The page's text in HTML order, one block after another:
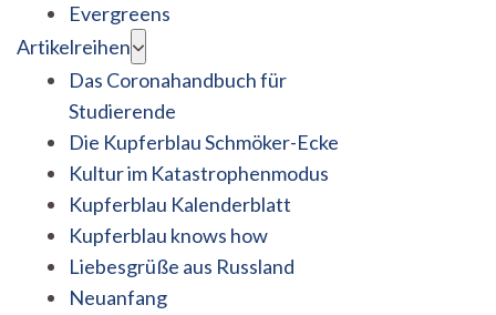
Evergreens
Artikelreihen
Das Coronahandbuch für
Studierende
Die Kupferblau Schmöker-Ecke
Kultur im Katastrophenmodus
Kupferblau Kalenderblatt
Kupferblau knows how
Liebesgrüße aus Russland
Neuanfang